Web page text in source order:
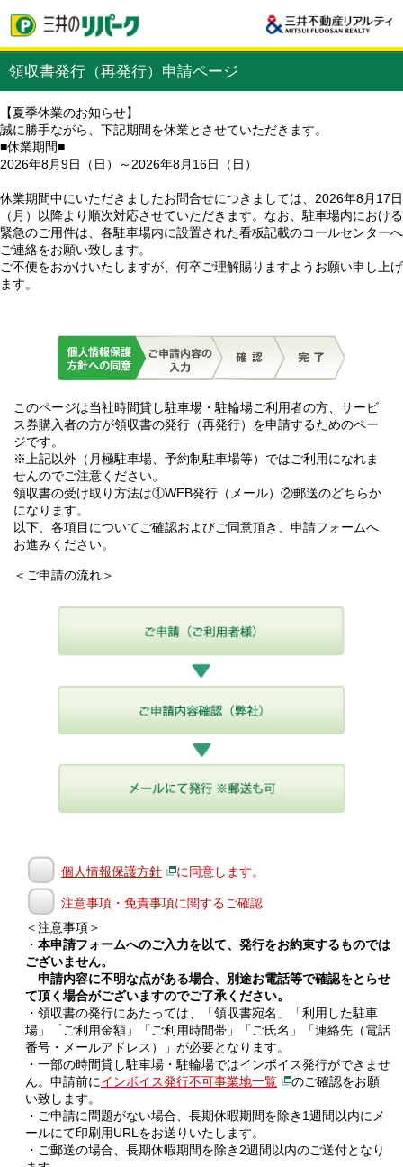
領収書発行（再発行）申請ページ
【夏季休業のお知らせ】
誠に勝手ながら、下記期間を休業とさせていただきます。
■休業期間■
2026年8月9日（日）～2026年8月16日（日）
休業期間中にいただきましたお問合せにつきましては、2026年8月17日
（月）以降より順次対応させていただきます。なお、駐車場内における
緊急のご用件は、各駐車場内に設置された看板記載のコールセンターへ
ご連絡をお願い致します。
ご不便をおかけいたしますが、何卒ご理解賜りますようお願い申し上げ
ます。
このページは当社時間貸し駐車場・駐輪場ご利用者の方、サービ
ス券購入者の方が領収書の発行（再発行）を申請するためのペー
ジです。
※上記以外（月極駐車場、予約制駐車場等）ではご利用になれま
せんのでご注意ください。
領収書の受け取り方法は①WEB発行（メール）②郵送のどちらか
になります。
以下、各項目についてご確認およびご同意頂き、申請フォームへ
お進みください。
＜ご申請の流れ＞
個人情報保護方針 に同意します。
注意事項・免責事項に関するご確認
＜注意事項＞
・ 本申請フォームへのご入力を以て、発行をお約束するものでは
ございません。
申請内容に不明な点がある場合、別途お電話等で確認をとらせ
て頂く場合がございますのでご了承ください。
・領収書の発行にあたっては、「領収書宛名」「利用した駐車
場」「ご利用金額」「ご利用時間帯」「ご氏名」「連絡先（電話
番号・メールアドレス）」が必要となります。
・一部の時間貸し駐車場・駐輪場ではインボイス発行ができませ
ん。申請前にインボイス発行不可事業地一覧
のご確認をお願
い致します。
・ご申請に問題がない場合、長期休暇期間を除き1週間以内にメ
ールにて印刷用URLをお送りいたします。
・ご郵送の場合、長期休暇期間を除き2週間以内のご送付となり